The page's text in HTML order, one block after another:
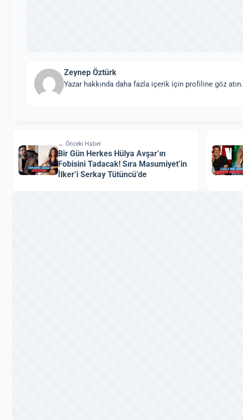
Zeynep Öztürk
Yazar hakkında daha fazla içerik için profiline göz atın.
← Önceki Haber
Bir Gün Herkes Hülya Avşar’ın
Fobisini Tadacak! Sıra Masumiyet’in
İlker’i Serkay Tütüncü’de